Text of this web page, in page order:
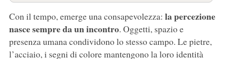
Con il tempo, emerge una consapevolezza: la percezione
nasce sempre da un incontro. Oggetti, spazio e
presenza umana condividono lo stesso campo. Le pietre,
l’acciaio, i segni di colore mantengono la loro identità